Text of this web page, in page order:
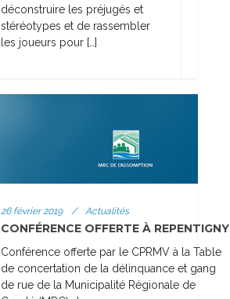
déconstruire les préjugés et
stéréotypes et de rassembler
les joueurs pour […]
26 février 2019 / Actualités
CONFÉRENCE OFFERTE À REPENTIGNY
Conférence offerte par le CPRMV à la Table
de concertation de la délinquance et gang
de rue de la Municipalité Régionale de